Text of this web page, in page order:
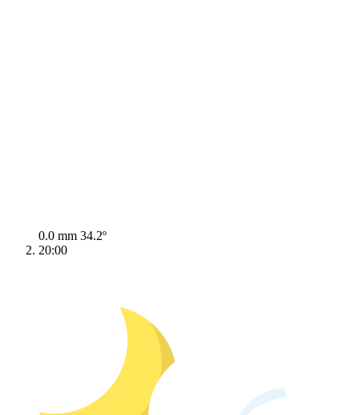
0.0 mm 34.2º
20:00